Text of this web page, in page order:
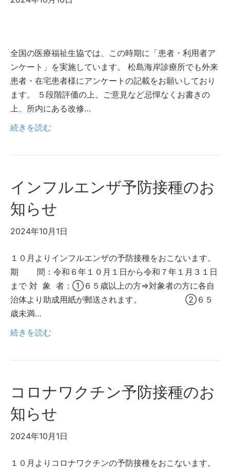
全国の医療福祉生協では、この時期に「患者・利用者ア
ンケート」を実施しています。 松島海岸診療所でも外来
患者・在宅患者様にアンケートの記載をお願いしており
ます。 ５段階評価の上、ご意見など忌憚なくお書きの
上、所内にある改修…
続きを読む
インフルエンザ予防接種のお
知らせ
2024年10月1日
１０月よりインフルエンザの予防接種をおこないます。
期 間：令和６年１０月１日から令和７年１月３１日
まで 対 象 者：①６５歳以上の方⇒対象者の方に各自
治体より助成用紙が郵送されます。 ②６５
歳未満…
続きを読む
コロナワクチン予防接種のお
知らせ
2024年10月1日
１０月よりコロナワクチンの予防接種をおこないます。